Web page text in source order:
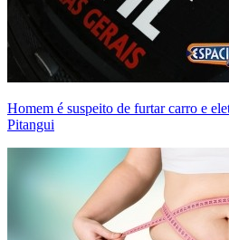
Homem é suspeito de furtar carro e
Pitangui